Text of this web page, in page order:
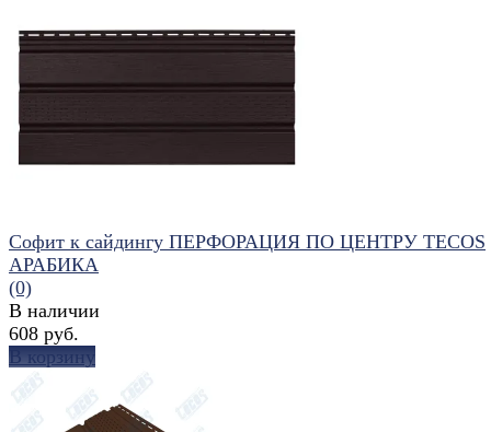
Софит к сайдингу ПЕРФОРАЦИЯ ПО ЦЕНТРУ TECOS
АРАБИКА
(0)
В наличии
608 руб.
В корзину